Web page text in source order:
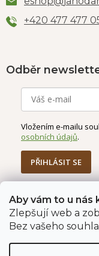
Aby vám to u nás
Zlepšují web a
Bez vašeho
+420 477 477
Odběr
Vložením e-mailu
osobních údajů.
PŘIHLÁSIT SE
Jahodárna